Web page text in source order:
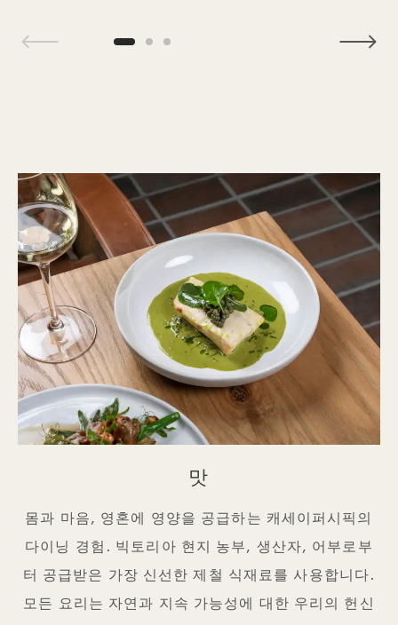
맛
몸과 마음, 영혼에 영양을 공급하는 캐세이퍼시픽의
다이닝 경험. 빅토리아 현지 농부, 생산자, 어부로부
터 공급받은 가장 신선한 제철 식재료를 사용합니다.
모든 요리는 자연과 지속 가능성에 대한 우리의 헌신